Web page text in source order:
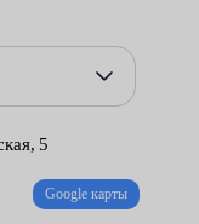
5
Google карты